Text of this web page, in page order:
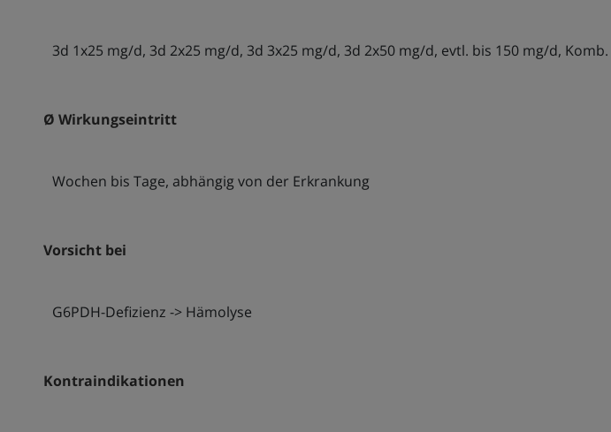
3d 1x25 mg/d, 3d 2x25 mg/d, 3d 3x25 mg/d, 3d 2x50 mg/d, evtl. bis 150 mg/d,
Ø Wirkungseintritt
Wochen bis Tage, abhängig von der Erkrankung
Vorsicht bei
G6PDH-Defizienz -> Hämolyse
Kontraindikationen